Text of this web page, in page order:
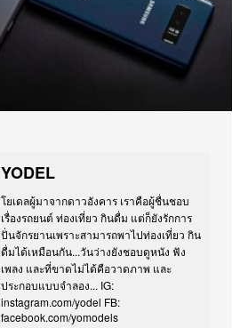
YODEL
โยเดลผู้มาจากดาวอังคาร เราคือผู้ชื่นชอบ
เรื่องรถยนต์ ท่องเที่ยว กินดื่ม แต่ก็ยังรักการ
ปั่นจักรยานเพราะสามารถพาไปท่องเที่ยว กิน
ดื่มได้เหมือนกัน...วันว่างยังชอบดูหนัง ฟัง
เพลง และที่ขาดไม่ได้คือวาดภาพ และ
ประกอบแบบจำลอง... IG:
instagram.com/yodel FB:
facebook.com/yomodels